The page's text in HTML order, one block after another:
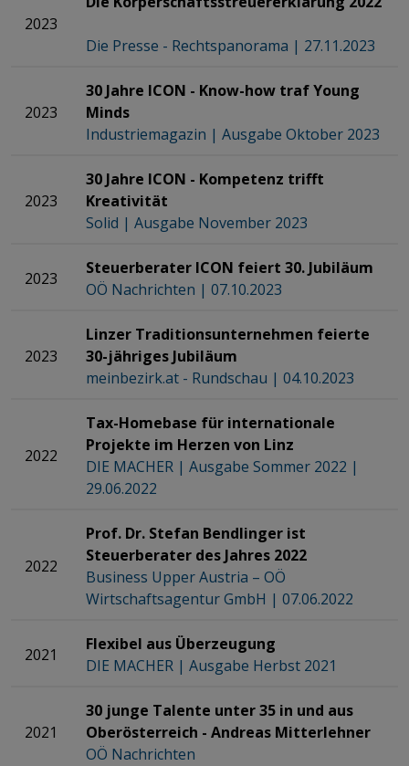
2023
Die Presse - Rechtspanorama | 27.11.2023
2023
30 Jahre ICON - Know-how traf Young
Minds
Industriemagazin | Ausgabe Oktober 2023
2023
30 Jahre ICON - Kompetenz trifft
Kreativität
Solid | Ausgabe November 2023
2023
Steuerberater ICON feiert 30. Jubiläum
OÖ Nachrichten | 07.10.2023
2023
Linzer Traditionsunternehmen feierte
30-jähriges Jubiläum
meinbezirk.at - Rundschau​​​​​​​ | 04.10.2023
2022
Tax-Homebase für internationale
Projekte im Herzen von Linz
DIE MACHER | Ausgabe Sommer 2022 |
29.06.2022
2022
Prof. Dr. Stefan Bendlinger ist
Steuerberater des Jahres 2022
​​​​​​​Business Upper Austria – OÖ
Wirtschaftsagentur GmbH | 07.06.2022
2021
Flexibel aus Überzeugung
DIE MACHER | Ausgabe Herbst 2021
2021
30 junge Talente unter 35 in und aus
Oberösterreich - Andreas Mitterlehner
OÖ Nachrichten